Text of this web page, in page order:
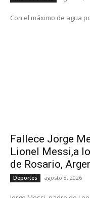
Con el máximo de agua
Fallece Jorge
Lionel Messi,a
de Rosario,
Deportes agosto 8, 2026